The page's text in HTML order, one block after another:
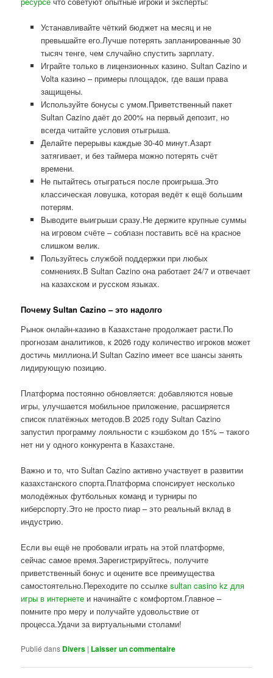
Устанавливайте чёткий бюджет на месяц и не
превышайте его.Лучше потерять запланированные 30
тысяч тенге, чем случайно спустить зарплату.
Играйте только в лицензионных казино. Sultan Cazino и
Volta казино – примеры площадок, где ваши права
защищены.
Используйте бонусы с умом.Приветственный пакет
Sultan Cazino даёт до 200% на первый депозит, но
всегда читайте условия отыгрыша.
Делайте перерывы каждые 30-40 минут.Азарт
затягивает, и без таймера можно потерять счёт
времени.
Не пытайтесь отыграться после проигрыша.Это
классическая ловушка, которая ведёт к ещё большим
потерям.
Выводите выигрыши сразу.Не держите крупные суммы
на игровом счёте – соблазн поставить всё на красное
слишком велик.
Пользуйтесь службой поддержки при любых
сомнениях.В Sultan Cazino она работает 24/7 и отвечает
на казахском и русском языках.
Почему Sultan Cazino – это надолго
Рынок онлайн-казино в Казахстане продолжает расти.По
прогнозам аналитиков, к 2026 году количество игроков может
достичь миллиона.И Sultan Cazino имеет все шансы занять
лидирующую позицию.
Платформа постоянно обновляется: добавляются новые
игры, улучшается мобильное приложение, расширяется
список платёжных методов.В 2025 году Sultan Cazino
запустил программу лояльности с кэшбэком до 15% – такого
нет ни у одного конкурента в Казахстане.
Важно и то, что Sultan Cazino активно участвует в развитии
казахстанского спорта.Платформа спонсирует несколько
молодёжных футбольных команд и турниры по
киберспорту.Это не просто пиар – это реальный вклад в
индустрию.
Если вы ещё не пробовали играть на этой платформе,
сейчас самое время.Зарегистрируйтесь, получите
приветственный бонус и оцените все преимущества
самостоятельно.Переходите по ссылкеsultan casino kz для
игры в интернете и начинайте с комфортом.Главное –
помните про меру и получайте удовольствие от
процесса.Удачи за виртуальными столами!
Publié dans Divers | Laisser un commentaire